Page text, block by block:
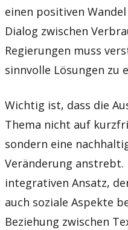
einen positiven
Dialog zwischen
Regierungen muss
sinnvolle Lösungen zu
Wichtig ist, dass die
Thema nicht auf
sondern eine
Veränderung anstrebt.
integrativen Ansatz,
auch soziale Aspekte
Beziehung zwischen